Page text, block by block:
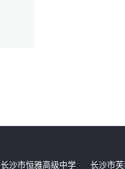
长沙市恒雅高级中学 长沙市